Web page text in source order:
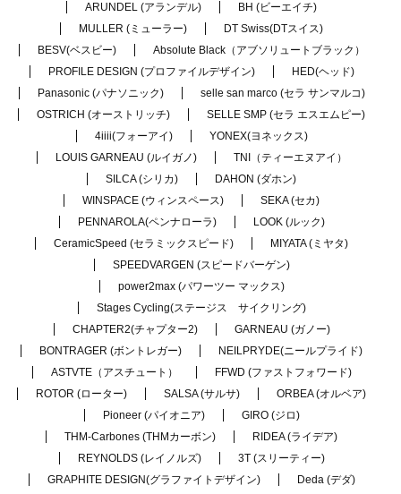
ARUNDEL (アランデル)
BH (ビーエイチ)
MULLER (ミューラー)
DT Swiss(DTスイス)
BESV(ベスビー)
Absolute Black（アブソリュートブラック）
PROFILE DESIGN (プロファイルデザイン)
HED(ヘッド)
Panasonic (パナソニック)
selle san marco (セラ サンマルコ)
OSTRICH (オーストリッチ)
SELLE SMP (セラ エスエムピー)
4iiii(フォーアイ)
YONEX(ヨネックス)
LOUIS GARNEAU (ルイガノ)
TNI（ティーエヌアイ）
SILCA (シリカ)
DAHON (ダホン)
WINSPACE (ウィンスペース)
SEKA (セカ)
PENNAROLA(ペンナローラ)
LOOK (ルック)
CeramicSpeed (セラミックスピード)
MIYATA (ミヤタ)
SPEEDVARGEN (スピードバーゲン)
power2max (パワーツー マックス)
Stages Cycling(ステージス サイクリング)
CHAPTER2(チャプター2)
GARNEAU (ガノー)
BONTRAGER (ボントレガー)
NEILPRYDE(ニールプライド)
ASTVTE（アスチュート）
FFWD (ファストフォワード)
ROTOR (ローター)
SALSA (サルサ)
ORBEA (オルベア)
Pioneer (パイオニア)
GIRO (ジロ)
THM-Carbones (THMカーボン)
RIDEA (ライデア)
REYNOLDS (レイノルズ)
3T (スリーティー)
GRAPHITE DESIGN(グラファイトデザイン)
Deda (デダ)